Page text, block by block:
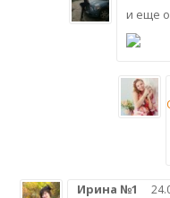
и еще
Ирина №1